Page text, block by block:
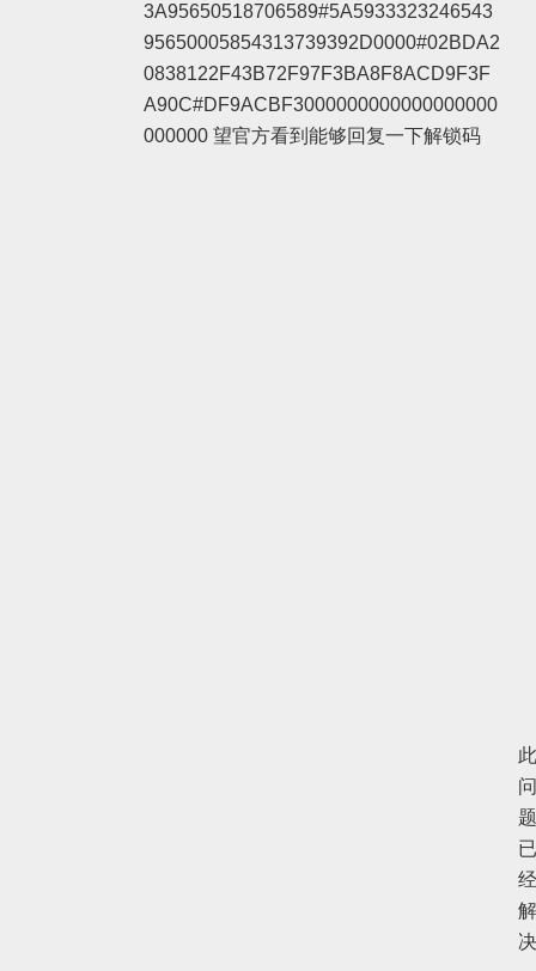
3A95650518706589#5A5933323246543
95650005854313739392D0000#02BDA2
0838122F43B72F97F3BA8F8ACD9F3F
A90C#DF9ACBF3000000000000000000
000000 望官方看到能够回复一下解锁码
此
问
题
已
经
解
决